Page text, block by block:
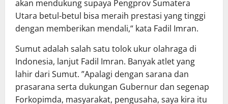
akan mendukung supaya Pengprov Sumatera
Utara betul-betul bisa meraih prestasi yang tinggi
dengan memberikan mendali,“ kata Fadil Imran.
Sumut adalah salah satu tolok ukur olahraga di
Indonesia, lanjut Fadil Imran. Banyak atlet yang
lahir dari Sumut. ”Apalagi dengan sarana dan
prasarana serta dukungan Gubernur dan segenap
Forkopimda, masyarakat, pengusaha, saya kira itu